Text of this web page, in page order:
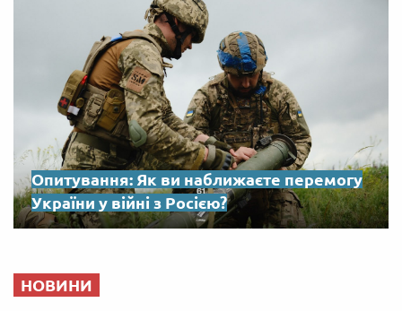
Опитування: Як ви наближаєте перемогу
України у війні з Росією?
НОВИНИ